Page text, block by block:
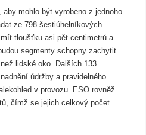
mohlo být vyrobeno z jednoho
ze 798 šestiúhelníkových
tloušťku asi pět centimetrů a
segmenty schopny zachytit
lidské oko. Dalších 133
údržby a pravidelného
v provozu. ESO rovněž
čímž se jejich celkový počet